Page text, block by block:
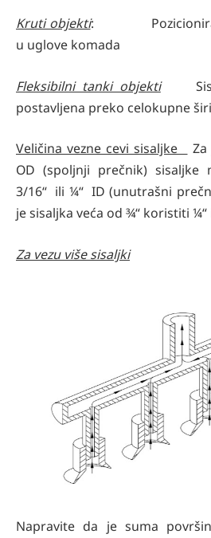
Kruti objekti: Pozicionirati
u uglove komada
Fleksibilni tanki objekti
postavljena preko celokupne
Veličina vezne cevi sisaljke
OD (spoljnji prečnik)
3/16“ ili ¼“ ID (unutrašni
je sisaljka veća od ¾“ koristiti
Za vezu više sisaljki
Napravite da je suma